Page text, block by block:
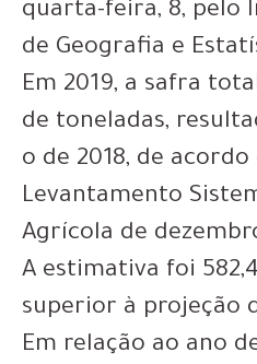
quarta-feira, 8, pelo
de Geografia e
Em 2019, a safra
de toneladas,
o de 2018, de
Levantamento
Agrícola de
A estimativa foi
superior à projeção
Em relação ao ano